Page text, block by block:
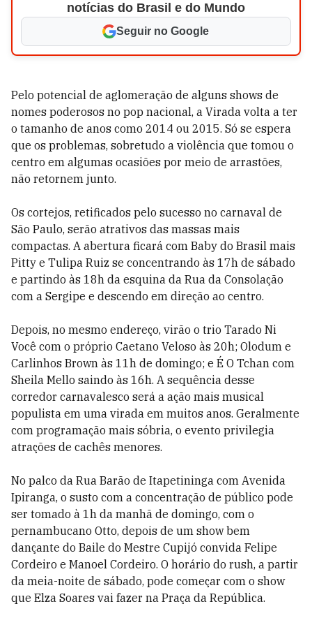
notícias do Brasil e do Mundo
Seguir no Google
Pelo potencial de aglomeração de alguns shows de
nomes poderosos no pop nacional, a Virada volta a ter
o tamanho de anos como 2014 ou 2015. Só se espera
que os problemas, sobretudo a violência que tomou o
centro em algumas ocasiões por meio de arrastões,
não retornem junto.
Os cortejos, retificados pelo sucesso no carnaval de
São Paulo, serão atrativos das massas mais
compactas. A abertura ficará com Baby do Brasil mais
Pitty e Tulipa Ruiz se concentrando às 17h de sábado
e partindo às 18h da esquina da Rua da Consolação
com a Sergipe e descendo em direção ao centro.
Depois, no mesmo endereço, virão o trio Tarado Ni
Você com o próprio Caetano Veloso às 20h; Olodum e
Carlinhos Brown às 11h de domingo; e É O Tchan com
Sheila Mello saindo às 16h. A sequência desse
corredor carnavalesco será a ação mais musical
populista em uma virada em muitos anos. Geralmente
com programação mais sóbria, o evento privilegia
atrações de cachês menores.
No palco da Rua Barão de Itapetininga com Avenida
Ipiranga, o susto com a concentração de público pode
ser tomado à 1h da manhã de domingo, com o
pernambucano Otto, depois de um show bem
dançante do Baile do Mestre Cupijó convida Felipe
Cordeiro e Manoel Cordeiro. O horário do rush, a partir
da meia-noite de sábado, pode começar com o show
que Elza Soares vai fazer na Praça da República.